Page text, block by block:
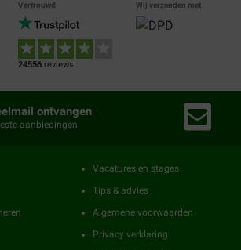
Vertrouwd
24556 reviews
Wij verzenden met
ontvangen
aanbiedingen
Vacatures en stages
Tips & advies
Algemene voorwaarden
Privacy verklaring